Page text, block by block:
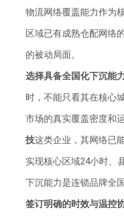
物流网络覆盖能力作为
区域已有成熟仓配网络
的被动局面。
选择具备全国化下沉能
时，不能只看其在核心
市场的真实覆盖密度和
技这类企业，其网络已
实现核心区域24小时、
下沉能力是连锁品牌全
签订明确的时效与温控